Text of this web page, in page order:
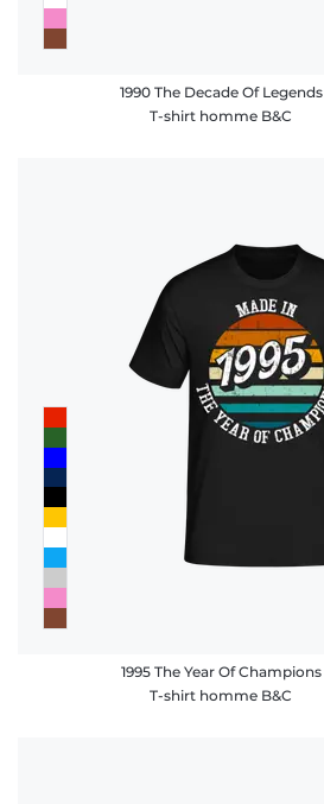
1990 The Decade Of Legends
T-shirt homme B&C
1995 The Year Of Champions
T-shirt homme B&C